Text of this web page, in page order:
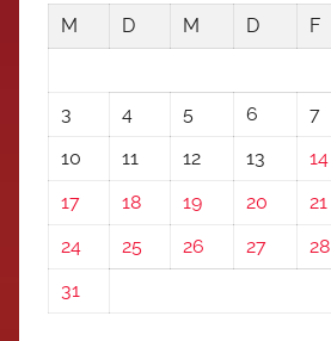
M
D M D F
3
4 5 6 7
10
11 12 13 14
17
18 19 20 21
24
25 26 27 28
31